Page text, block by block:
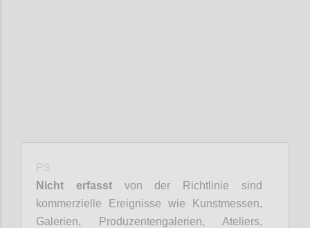
P3
Nicht erfasstvon der Richtlinie sind
kommerzielle Ereignisse wie Kunstmessen,
Galerien, Produzentengalerien, Ateliers,